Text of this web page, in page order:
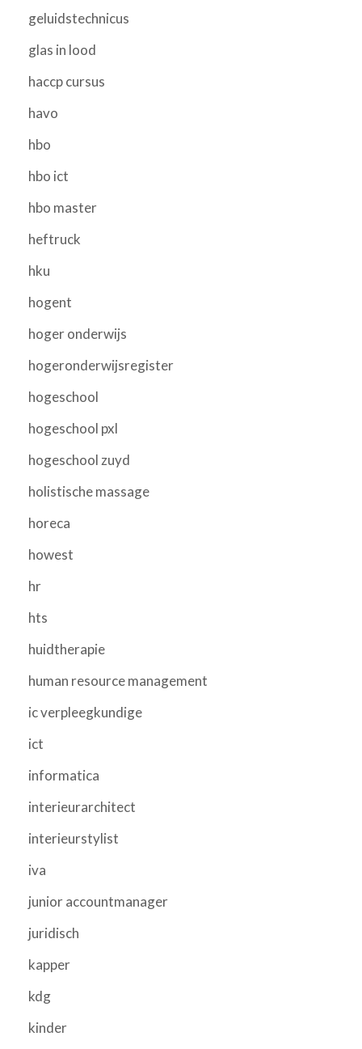
geluidstechnicus
glas in lood
haccp cursus
havo
hbo
hbo ict
hbo master
heftruck
hku
hogent
hoger onderwijs
hogeronderwijsregister
hogeschool
hogeschool pxl
hogeschool zuyd
holistische massage
horeca
howest
hr
hts
huidtherapie
human resource management
ic verpleegkundige
ict
informatica
interieurarchitect
interieurstylist
iva
junior accountmanager
juridisch
kapper
kdg
kinder